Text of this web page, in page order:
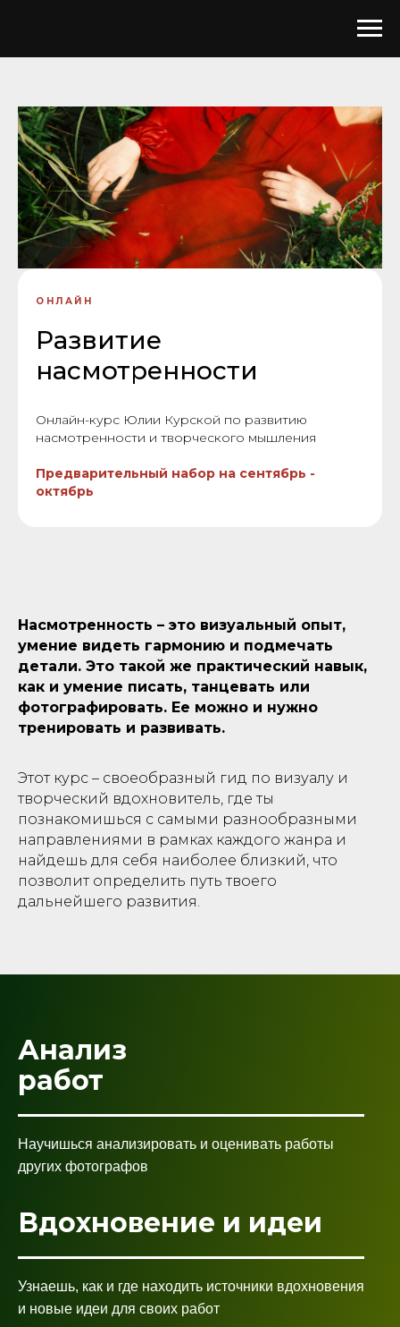
ОНЛАЙН
Развитие
насмотренности
Онлайн-курс Юлии Курской по развитию
насмотренности и творческого мышления
Предварительный набор на сентябрь -
октябрь
Насмотренность – это визуальный опыт,
умение видеть гармонию и подмечать
детали. Это такой же практический навык,
как и умение писать, танцевать или
фотографировать. Ее можно и нужно
тренировать и развивать.
Этот курс – своеобразный гид по визуалу и
творческий вдохновитель, где ты
познакомишься с самыми разнообразными
направлениями в рамках каждого жанра и
найдешь для себя наиболее близкий, что
позволит определить путь твоего
дальнейшего развития.
Анализ
работ
Научишься анализировать и оценивать работы
других фотографов
Вдохновение и идеи
Узнаешь, как и где находить источники вдохновения
и новые идеи для своих работ